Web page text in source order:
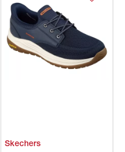
Skechers